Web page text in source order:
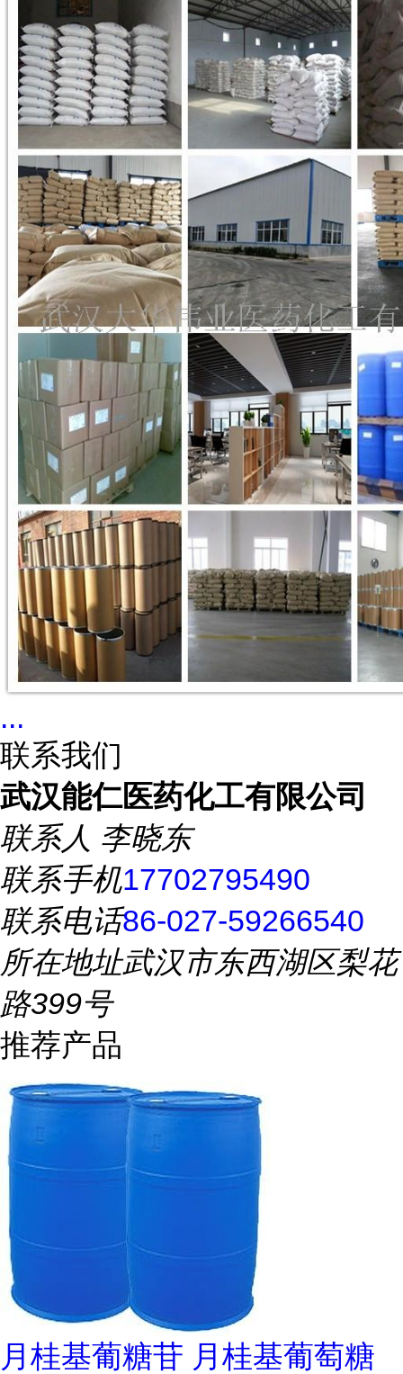
...
联系我们
武汉能仁医药化工有限公司
联系人 李晓东
联系手机17702795490
联系电话86-027-59266540
所在地址武汉市东西湖区梨花
路399号
推荐产品
月桂基葡糖苷 月桂基葡萄糖